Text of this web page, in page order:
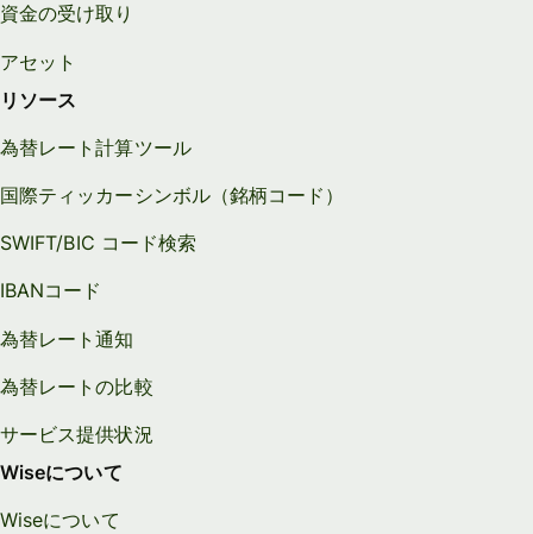
資金の受け取り
アセット
リソース
為替レート計算ツール
国際ティッカーシンボル（銘柄コード）
SWIFT/BIC コード検索
IBANコード
為替レート通知
為替レートの比較
サービス提供状況
Wiseについて
Wiseについて